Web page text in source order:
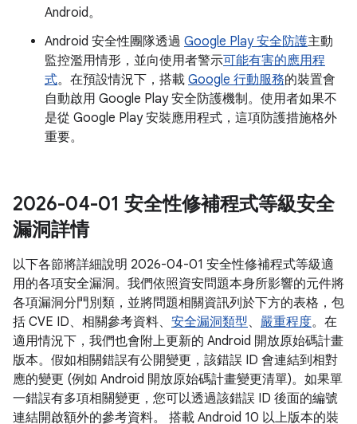
Android。
Android 安全性團隊透過 Google Play 安全防護主動
監控濫用情形，並向使用者警示可能有害的應用程
式。在預設情況下，搭載 Google 行動服務的裝置會
自動啟用 Google Play 安全防護機制。使用者如果不
是從 Google Play 安裝應用程式，這項防護措施格外
重要。
2026-04-01 安全性修補程式等級安全
漏洞詳情
以下各節將詳細說明 2026-04-01 安全性修補程式等級適
用的各項安全漏洞。我們依照資安問題本身所影響的元件將
各項漏洞分門別類，並將問題相關資訊列於下方的表格，包
括 CVE ID、相關參考資料、 安全漏洞類型、 嚴重程度。在
適用情況下，我們也會附上更新的 Android 開放原始碼計畫
版本。假如相關錯誤有公開變更，該錯誤 ID 會連結到相對
應的變更 (例如 Android 開放原始碼計畫變更清單)。如果單
一錯誤有多項相關變更，您可以透過該錯誤 ID 後面的編號
連結開啟額外的參考資料。 搭載 Android 10 以上版本的裝